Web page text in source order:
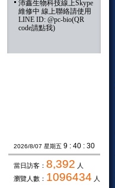
沛鑫生物科技線上Skype
維修中 線上聯絡請使用
LINE ID: @pc-bio(QR
code請點我)
2026/8/07 星期五 9 : 40 : 31
當日訪客： 8,392 人
瀏覽人數： 1096434 人